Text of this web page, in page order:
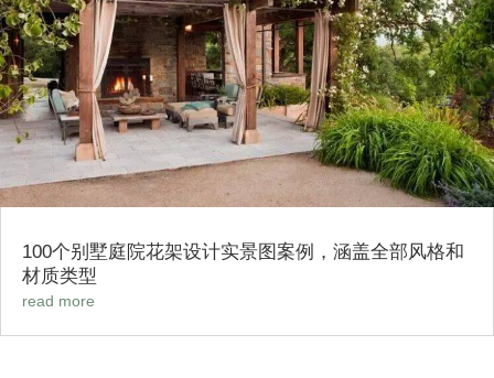
100个别墅庭院花架设计实景图案例，涵盖全部风格和
材质类型
read more